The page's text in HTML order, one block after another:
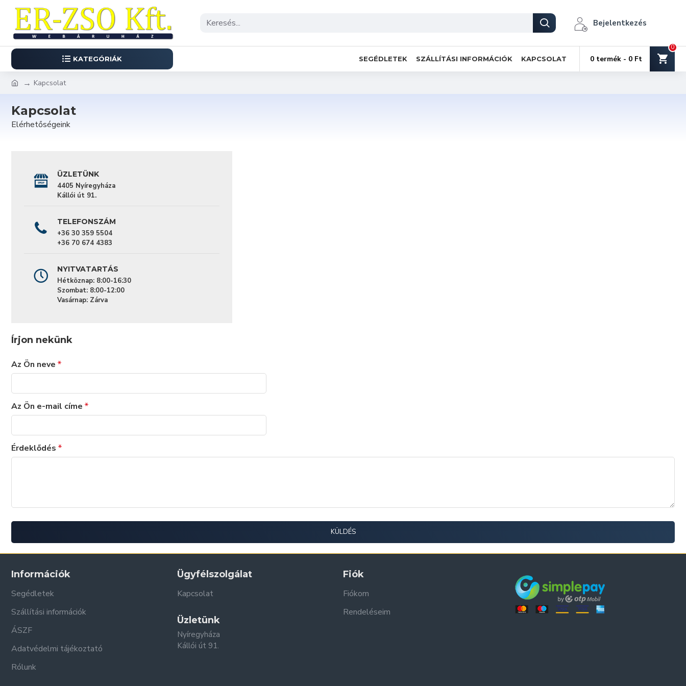
Bejelentkezés
KATEGÓRIÁK SEGÉDLETEK SZÁLLÍTÁSI INFORMÁCIÓK KAPCSOLAT 0 termék - 0 Ft
0
Kapcsolat
Kapcsolat
Elérhetőségeink
ÜZLETÜNK
4405 Nyíregyháza
Kállói út 91.
TELEFONSZÁM
+36 30 359 5504
+36 70 674 4383
NYITVATARTÁS
Hétköznap: 8:00-16:30
Szombat: 8:00-12:00
Vasárnap: Zárva
Írjon nekünk
Az Ön neve
Az Ön e-mail címe
Érdeklődés
KÜLDÉS
Információk
Segédletek
Szállítási információk
ÁSZF
Adatvédelmi tájékoztató
Rólunk
Ügyfélszolgálat
Kapcsolat
Üzletünk
Nyíregyháza
Kállói út 91.
Fiók
Fiókom
Rendeléseim